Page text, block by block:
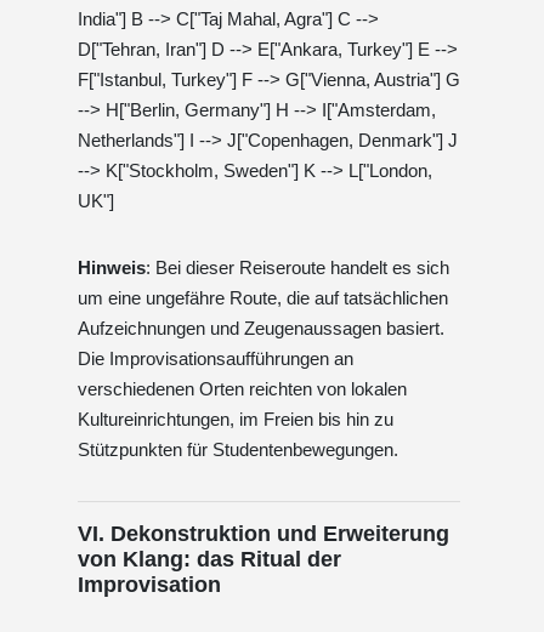
India"] B --> C["Taj Mahal, Agra"] C -->
D["Tehran, Iran"] D --> E["Ankara, Turkey"] E -->
F["Istanbul, Turkey"] F --> G["Vienna, Austria"] G
--> H["Berlin, Germany"] H --> I["Amsterdam,
Netherlands"] I --> J["Copenhagen, Denmark"] J
--> K["Stockholm, Sweden"] K --> L["London,
UK"]
Hinweis: Bei dieser Reiseroute handelt es sich
um eine ungefähre Route, die auf tatsächlichen
Aufzeichnungen und Zeugenaussagen basiert.
Die Improvisationsaufführungen an
verschiedenen Orten reichten von lokalen
Kultureinrichtungen, im Freien bis hin zu
Stützpunkten für Studentenbewegungen.
VI. Dekonstruktion und Erweiterung
von Klang: das Ritual der
Improvisation